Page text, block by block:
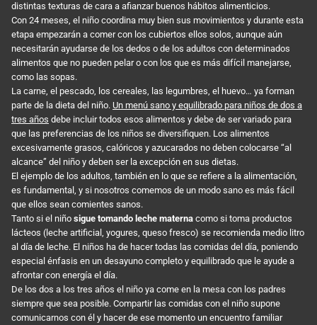
distintas texturas de cara a afianzar buenos hábitos alimenticios.
Con 24 meses, el niño coordina muy bien sus movimientos y durante esta
etapa empezarán a comer con los cubiertos ellos solos, aunque aún
necesitarán ayudarse de los dedos o de los adultos con determinados
alimentos que no pueden pelar o con los que es más difícil manejarse,
como las sopas.
La carne, el pescado, los cereales, las legumbres, el huevo… ya forman
parte de la dieta del niño. Un menú sano y equilibrado para niños de dos a
tres años debe incluir todos esos alimentos y debe de ser variado para
que las preferencias de los niños se diversifiquen. Los alimentos
excesivamente grasos, calóricos y azucarados no deben colocarse “al
alcance” del niño y deben ser la excepción en sus dietas.
El ejemplo de los adultos, también en lo que se refiere a la alimentación,
es fundamental, y si nosotros comemos de un modo sano es más fácil
que ellos sean comientes sanos.
Tanto si el niño sigue tomando leche materna como si toma productos
lácteos (leche artificial, yogures, queso fresco) se recomienda medio litro
al día de leche. El niños ha de hacer todas las comidas del día, poniendo
especial énfasis en un desayuno completo y equilibrado que le ayude a
afrontar con energía el día.
De los dos a los tres años el niño ya come en la mesa con los padres
siempre que sea posible. Compartir las comidas con el niño supone
comunicarnos con él y hacer de ese momento un encuentro familiar